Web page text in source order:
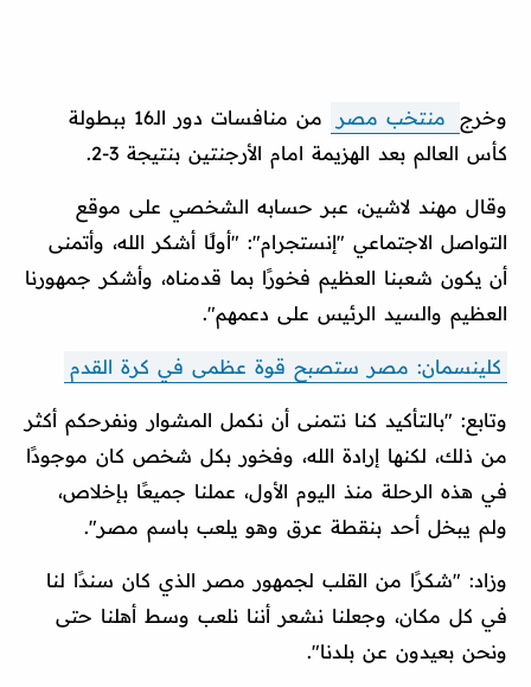
وخرج منتخب مصر
من منافسات دور الـ16 ببطولة
كأس العالم بعد الهزيمة امام الأرجنتين بنتيجة 3-2.
وقال مهند لاشين، عبر حسابه الشخصي على موقع
التواصل الاجتماعي "إنستجرام": "أولًا أشكر الله، وأتمنى
أن يكون شعبنا العظيم فخورًا بما قدمناه، وأشكر جمهورنا
العظيم والسيد الرئيس على دعمهم".
كلينسمان: مصر ستصبح قوة عظمى في كرة القدم
وتابع: "بالتأكيد كنا نتمنى أن نكمل المشوار ونفرحكم أكثر
من ذلك، لكنها إرادة الله، وفخور بكل شخص كان موجودًا
في هذه الرحلة منذ اليوم الأول، عملنا جميعًا بإخلاص،
ولم يبخل أحد بنقطة عرق وهو يلعب باسم مصر".
وزاد: "شكرًا من القلب لجمهور مصر الذي كان سندًا لنا
في كل مكان، وجعلنا نشعر أننا نلعب وسط أهلنا حتى
ونحن بعيدون عن بلدنا".